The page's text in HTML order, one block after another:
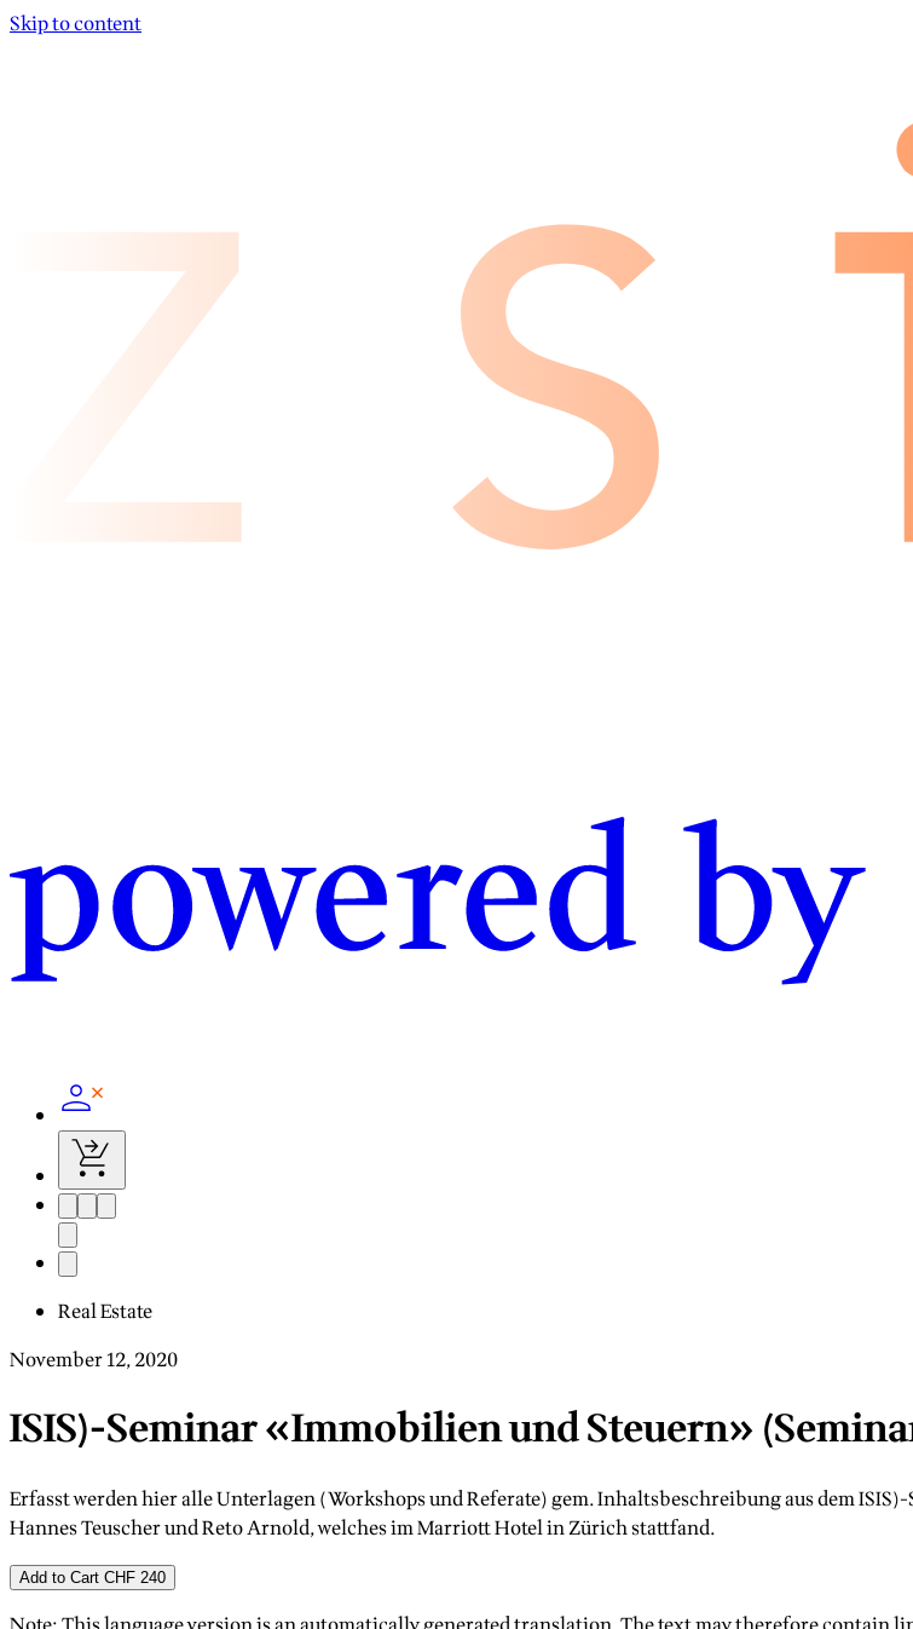
Skip to content
Real Estate
November 12, 2020
ISIS)-Seminar «Immobilien und Steuern»
Erfasst werden hier alle Unterlagen (Workshops und Referate) gem. Inhaltsbeschreibung aus dem
Hannes Teuscher und Reto Arnold, welches im Marriott Hotel in Zürich stattfand.
Add to Cart CHF 240